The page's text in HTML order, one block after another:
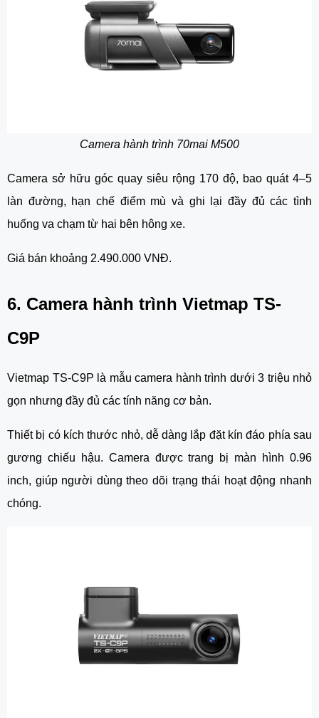
Camera hành trình 70mai M500
Camera sở hữu góc quay siêu rộng 170 độ, bao quát 4–5
làn đường, hạn chế điểm mù và ghi lại đầy đủ các tình
huống va chạm từ hai bên hông xe.
Giá bán khoảng 2.490.000 VNĐ.
6. Camera hành trình Vietmap TS-
C9P
Vietmap TS-C9P là mẫu camera hành trình dưới 3 triệu nhỏ
gọn nhưng đầy đủ các tính năng cơ bản.
Thiết bị có kích thước nhỏ, dễ dàng lắp đặt kín đáo phía sau
gương chiếu hậu. Camera được trang bị màn hình 0.96
inch, giúp người dùng theo dõi trạng thái hoạt động nhanh
chóng.